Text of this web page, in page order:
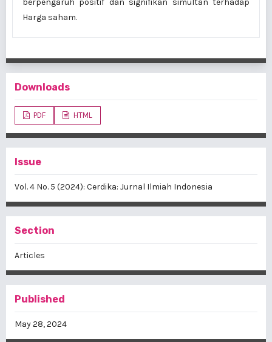
berpengaruh positif dan signifikan simultan terhadap
Harga saham.
Downloads
PDF HTML
Issue
Vol. 4 No. 5 (2024): Cerdika: Jurnal Ilmiah Indonesia
Section
Articles
Published
May 28, 2024